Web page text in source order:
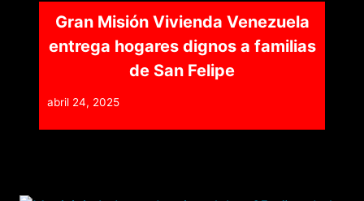
Gran Misión Vivienda Venezuela
entrega hogares dignos a familias
de San Felipe
abril 24, 2025